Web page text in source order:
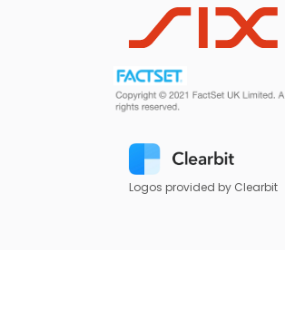
Logos provided by Clearbit